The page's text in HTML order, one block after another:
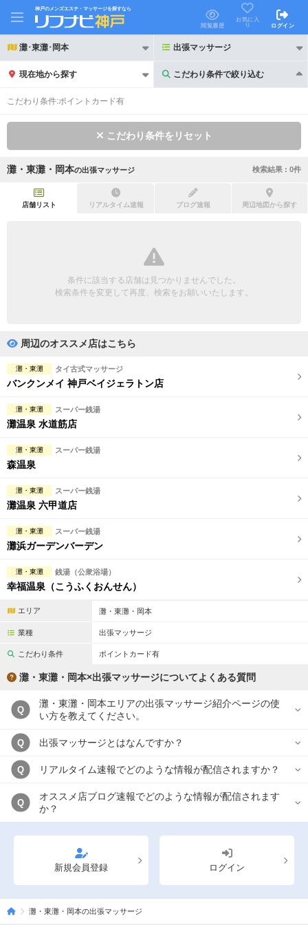
神戸のメンズエステ・マッサージを探すなら
閲覧履歴
お気に入
り
ログイン
灘･東灘･岡本 出張マッサージ
現在地から探す こだわり条件で絞り込む
こだわり条件で絞り込む
初回割引あり リピーター割引あり
団体様歓迎
ペアルームあり
フットバスあり
日本人スタッフのみ
スタッフ指名可
こだわり条件:ポイントカード有
こだわり条件をリセット
灘・東灘・岡本の出張マッサージ 検索結果 : 0件
店舗リスト リアルタイム速報 ブログ速報 周辺地図から探す
条件に該当する店舗は見つかりませんでした。
検索条件を変更して再度、検索をお願いいたします。
周辺のオススメ店はこちら
灘・東灘 タイ古式マッサージ
バンクンメイ 神戸ベイジェラトン店
灘・東灘 スーパー銭湯
灘温泉 水道筋店
灘・東灘 スーパー銭湯
森温泉
灘・東灘 スーパー銭湯
灘温泉 六甲道店
灘・東灘 スーパー銭湯
灘浜ガーデンバーデン
灘・東灘 銭湯（公衆浴場）
幸福温泉（こうふくおんせん）
エリア 灘・東灘・岡本
業種 出張マッサージ
こだわり条件 ポイントカード有
灘・東灘・岡本×出張マッサージについてよくある質問
Q
灘・東灘・岡本エリアの出張マッサージ紹介ページの使
い方を教えてください。
Q 出張マッサージとはなんですか？
Q リアルタイム速報でどのような情報が配信されますか？
Q
オススメ店ブログ速報でどのような情報が配信されます
か？
新規会員登録 ログイン
灘・東灘・岡本の出張マッサージ